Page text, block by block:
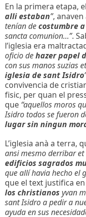
En la primera etapa,
alli estaban”, anaven
tenían decostumbre
sancta comunion…”.
l’iglesia era
oficio dehazer papel
con sus manos suzias
iglesia de sant Isidro
convivencia de
fisic, per quan el
que “aquellos moros
Isidro todos se fueron
lugar sin ningun
L’iglesia anà a terra,
ansi mesmo derribar et
edificios sagrados
que allí havia hecho el
que el text justifica
los christianos yvan
sant Isidro a pedir a
ayuda en sus